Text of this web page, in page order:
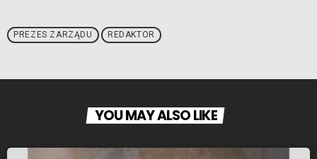
PREZES ZARZĄDU REDAKTOR
YOU MAY ALSO LIKE